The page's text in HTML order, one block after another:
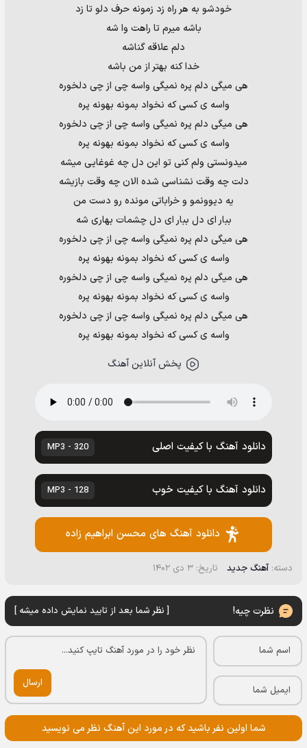
خودشو به هر راه زد زمونه حرف دلو تا زد
باشه میرم تا راهت وا شه
دلم علاقه گناشه
خدا کنه بهتر از من باشه
هی میگی دلم پره نمیگی واسه چی از چی دلخوره
واسه ی کسی که نخواد بمونه بهونه پره
هی میگی دلم پره نمیگی واسه چی از چی دلخوره
واسه ی کسی که نخواد بمونه بهونه پره
میدونستی ولم کنی تو این دل چه غوغایی میشه
دلت چه وقت نشناسی شده الان چه وقت بازیشه
یه دیوونمو و خراباتی مونده رو دست من
ببار ای دل ببار ای دل چشمات بهاری شه
هی میگی دلم پره نمیگی واسه چی از چی دلخوره
واسه ی کسی که نخواد بمونه بهونه پره
هی میگی دلم پره نمیگی واسه چی از چی دلخوره
واسه ی کسی که نخواد بمونه بهونه پره
هی میگی دلم پره نمیگی واسه چی از چی دلخوره
واسه ی کسی که نخواد بمونه بهونه پره
پخش آنلاین آهنگ
دانلود آهنگ با کیفیت اصلی 320 - MP3
دانلود آهنگ با کیفیت خوب 128 - MP3
دانلود آهنگ های محسن ابراهیم زاده
دسته: آهنگ جدید تاریخ: ۳ دی ۱۴۰۲
نظرت چیه! [ نظر شما بعد از تایید نمایش داده میشه ]
ارسال
شما اولین نفر باشید که در مورد این آهنگ نظر می نویسید